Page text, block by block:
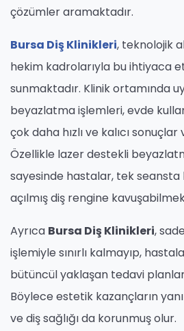
çözümler aramaktadır.
Bursa Diş Klinikleri, teknolojik
hekim kadrolarıyla bu ihtiyaca
sunmaktadır. Klinik ortamında
beyazlatma işlemleri, evde
çok daha hızlı ve kalıcı
Özellikle lazer destekli
sayesinde hastalar, tek
açılmış diş rengine
Ayrıca Bursa Diş Klinikleri,
işlemiyle sınırlı kalmayıp,
bütüncül yaklaşan tedavi
Böylece estetik kazançların
ve diş sağlığı da korunmuş olur.